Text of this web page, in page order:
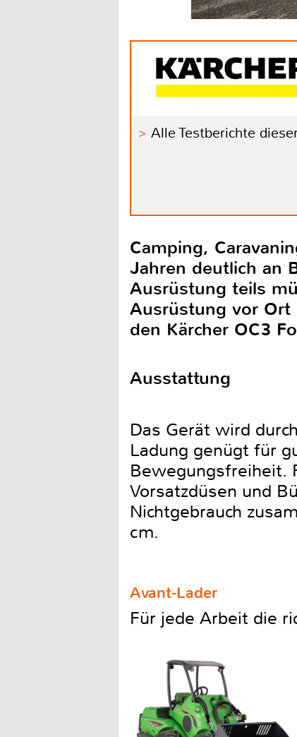
Alle Testberichte
Camping,
Jahren deutlich an
Ausrüstung teils
Ausrüstung vor
den Kärcher OC3
Ausstattung
Das Gerät wird
Ladung genügt für
Bewegungsfreiheit.
Vorsatzdüsen und
Nichtgebrauch
cm.
Avant-Lader
Für jede Arbeit die